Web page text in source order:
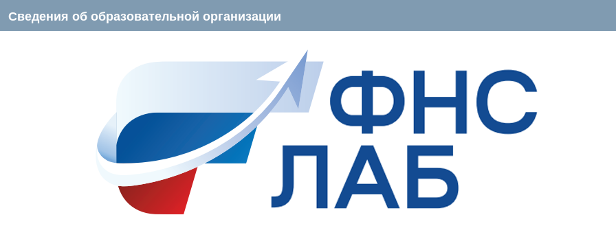
Сведения об образовательной организации